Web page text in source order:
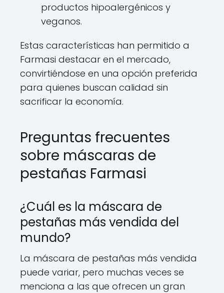
productos hipoalergénicos y
veganos.
Estas características han permitido a
Farmasi destacar en el mercado,
convirtiéndose en una opción preferida
para quienes buscan calidad sin
sacrificar la economía.
Preguntas frecuentes
sobre máscaras de
pestañas Farmasi
¿Cuál es la máscara de
pestañas más vendida del
mundo?
La máscara de pestañas más vendida
puede variar, pero muchas veces se
menciona a las que ofrecen un gran